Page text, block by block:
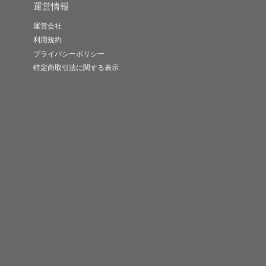
運営情報
運営会社
利用規約
プライバシーポリシー
特定商取引法に関する表示